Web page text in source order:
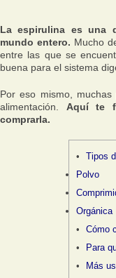
La espirulina es una
mundo entero. Mucho
entre las que se
buena para el sistema
Por eso mismo,
alimentación. Aquí te
comprarla.
Tipos
Polvo
Orgánica
Cómo
Para
Más